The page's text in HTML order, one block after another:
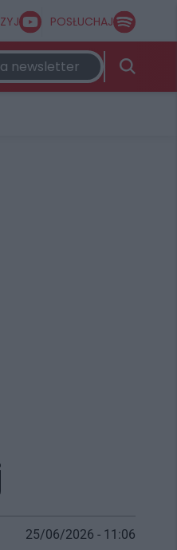
POSŁUCHAJ
newsletter
25/06/2026 - 11:06